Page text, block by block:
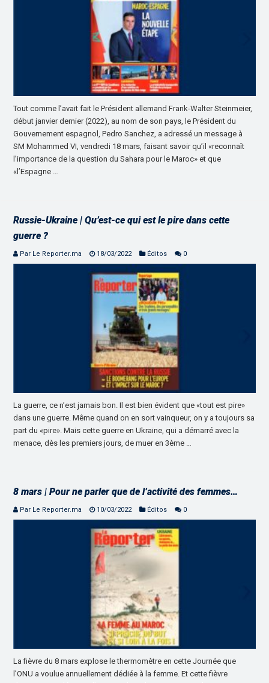
Tout comme l’avait fait le Président allemand Frank-Walter Steinmeier,
début janvier dernier (2022), au nom de son pays, le Président du
Gouvernement espagnol, Pedro Sanchez, a adressé un message à
SM Mohammed VI, vendredi 18 mars, faisant savoir qu’il «reconnaît
l’importance de la question du Sahara pour le Maroc» et que
«l’Espagne …
Russie-Ukraine | Qu’est-ce qui est le pire dans cette
guerre ?
Par Le Reporter.ma 18/03/2022 Éditos 0
La guerre, ce n’est jamais bon. Il est bien évident que «tout est pire»
dans une guerre. Même quand on en sort vainqueur, on y a toujours sa
part du «pire». Mais cette guerre en Ukraine, qui a démarré avec la
menace, dès les premiers jours, de muer en 3ème …
8 mars | Pour ne parler que de l’activité des femmes…
Par Le Reporter.ma 10/03/2022 Éditos 0
La fièvre du 8 mars explose le thermomètre en cette Journée que
l’ONU a voulue annuellement dédiée à la femme. Et cette fièvre